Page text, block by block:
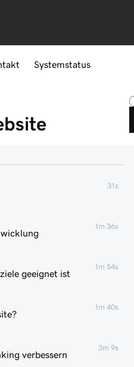
Systemstatus
31s
1m 36s
geeignet ist
1m 54s
1m 40s
verbessern
3m 9s